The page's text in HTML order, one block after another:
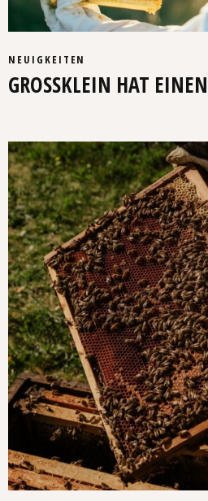
NEUIGKEITEN
GROSSKLEIN HAT